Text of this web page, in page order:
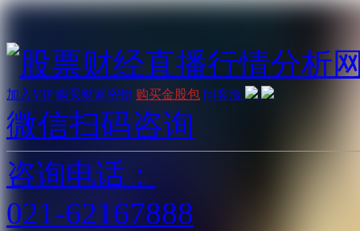
加入VIP 购买财富密钥 购买金股包 问客服
微信扫码咨询
咨询电话：
021-62167888